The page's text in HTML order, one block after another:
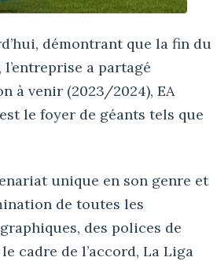
démontrant que la fin du
a partagé
à venir (2023/2024), EA
le foyer de géants tels que
unique en son genre et
de toutes les
des polices de
cadre de l’accord, La Liga